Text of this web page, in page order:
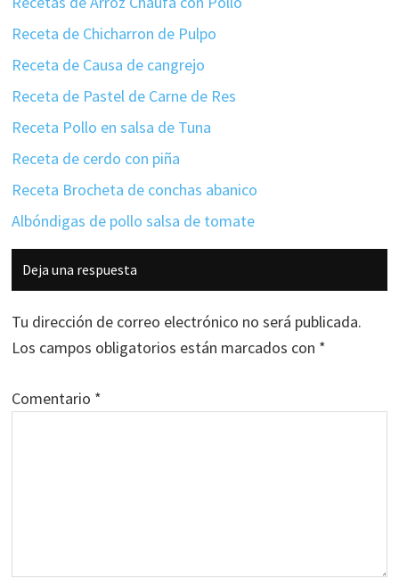
Receta de Chicharron de Pulpo
Receta de Causa de cangrejo
Receta de Pastel de Carne de Res
Receta Pollo en salsa de Tuna
Receta de cerdo con piña
Receta Brocheta de conchas abanico
Albóndigas de pollo salsa de tomate
Interacciones
con
los
lectores
Deja una respuesta
Tu dirección de correo electrónico no será publicada.
Los campos obligatorios están marcados con *
Comentario *